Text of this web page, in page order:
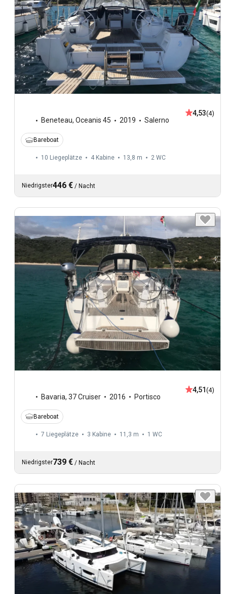
Beneteau, Oceanis 45 2019 Salerno
4,53(4)
Bareboat
10 Liegeplätze 4 Kabine 13,8 m 2 WC
Niedrigster446 € / Nacht
Bavaria, 37 Cruiser 2016 Portisco
4,51 (4)
Bareboat
7 Liegeplätze 3 Kabine 11,3 m 1 WC
Niedrigster739 € / Nacht